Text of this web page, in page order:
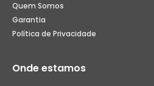
Quem Somos
Garantia
Política de Privacidade
Onde estamos